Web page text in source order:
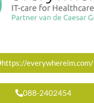
https://everywhereim.com/
088-2402454